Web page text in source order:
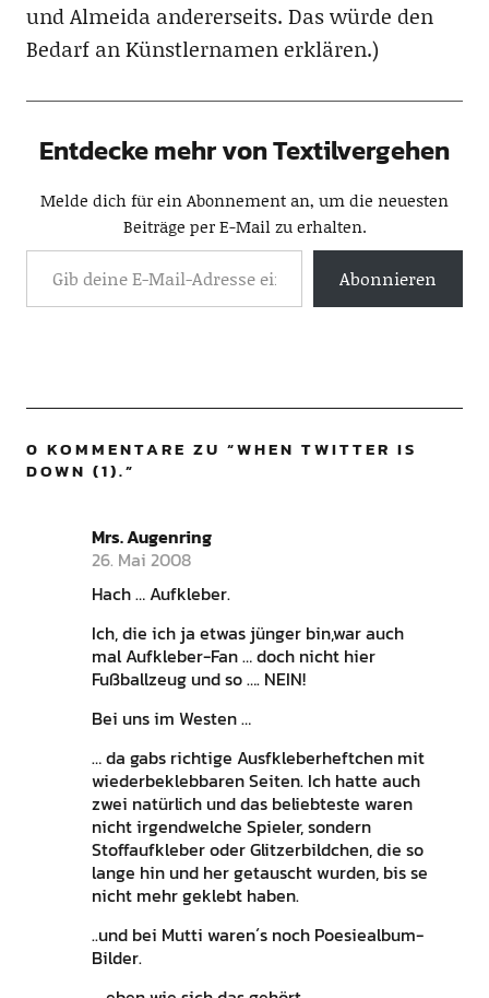
und Almeida andererseits. Das würde den
Bedarf an Künstlernamen erklären.)
Entdecke mehr von Textilvergehen
Melde dich für ein Abonnement an, um die neuesten
Beiträge per E-Mail zu erhalten.
Abonnieren
0 KOMMENTARE ZU “WHEN TWITTER IS
DOWN (1).”
Mrs. Augenring
26. Mai 2008
Hach … Aufkleber.
Ich, die ich ja etwas jünger bin,war auch
mal Aufkleber-Fan … doch nicht hier
Fußballzeug und so …. NEIN!
Bei uns im Westen …
… da gabs richtige Ausfkleberheftchen mit
wiederbeklebbaren Seiten. Ich hatte auch
zwei natürlich und das beliebteste waren
nicht irgendwelche Spieler, sondern
Stoffaufkleber oder Glitzerbildchen, die so
lange hin und her getauscht wurden, bis se
nicht mehr geklebt haben.
..und bei Mutti waren´s noch Poesiealbum-
Bilder.